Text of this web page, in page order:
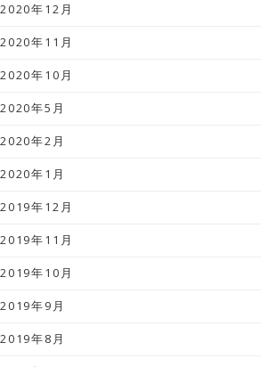
2020年12月
2020年11月
2020年10月
2020年5月
2020年2月
2020年1月
2019年12月
2019年11月
2019年10月
2019年9月
2019年8月